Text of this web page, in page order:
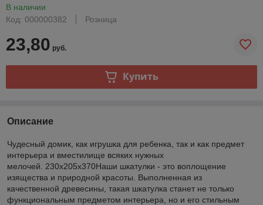
В наличии
Код: 000000382
Розница
23,80 руб.
Купить
Описание
Чудесный домик, как игрушка для ребенка, так и как предмет
интерьера и вместилище всяких нужных
мелочей. 230х205х370Наши шкатулки - это воплощение
изящества и природной красоты. Выполненная из
качественной древесины, такая шкатулка станет не только
функциональным предметом интерьера, но и его стильным